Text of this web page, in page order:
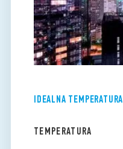
IDEALNA TEMPERATURA
TEMPERATURA